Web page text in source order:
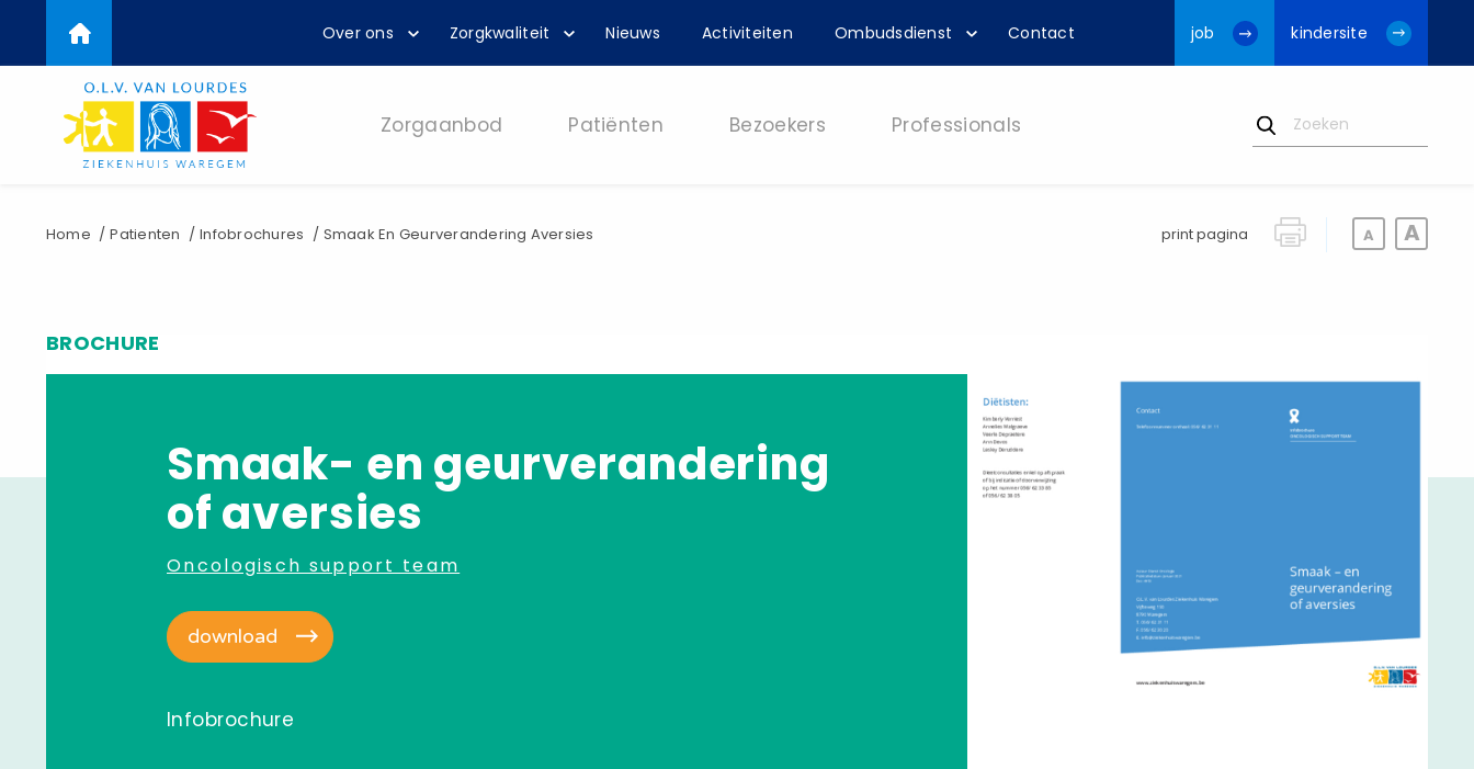
naar
Top
menu
Over ons Zorgkwaliteit Nieuws Activiteiten Ombudsdienst Contact job kindersite
Zorgaanbod Patiënten Bezoekers Professionals
Kruimelpad
Home Patienten Infobrochures Smaak En Geurverandering Aversies print pagina
BROCHURE
Smaak- en geurverandering
of aversies
Oncologisch support team
download
Infobrochure